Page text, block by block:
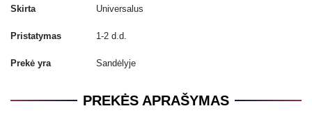
Skirta Universalus
Pristatymas 1-2 d.d.
Prekė yra Sandėlyje
PREKĖS APRAŠYMAS